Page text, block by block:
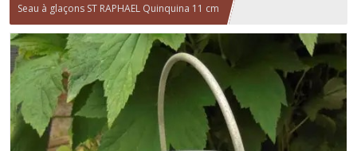
Seau à glaçons ST RAPHAEL Quinquina 11 cm